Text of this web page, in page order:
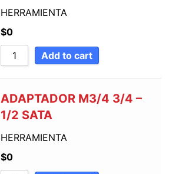
HERRAMIENTA
$0
Add to cart
ADAPTADOR M3/4 3/4 –
1/2 SATA
HERRAMIENTA
$0